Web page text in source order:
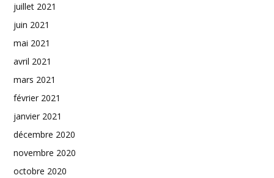
juillet 2021
juin 2021
mai 2021
avril 2021
mars 2021
février 2021
janvier 2021
décembre 2020
novembre 2020
octobre 2020